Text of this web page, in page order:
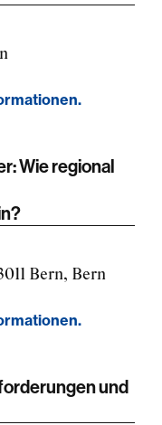
Wie regional
Bern, Bern
und